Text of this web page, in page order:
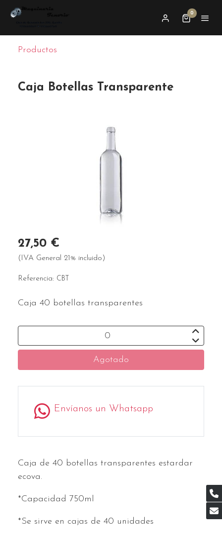
0
Productos
Caja Botellas Transparente
27,50 €
(IVA General 21% incluido)
Referencia: CBT
Caja 40 botellas transparentes
Agotado
Envíanos un Whatsapp
Caja de 40 botellas transparentes estardar
ecova.
*Capacidad 750ml
*Se sirve en cajas de 40 unidades